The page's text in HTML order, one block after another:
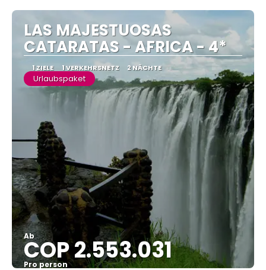
Sehen
LAS MAJESTUOSAS
CATARATAS - AFRICA - 4*
1 ZIELE 1 VERKEHRSNETZ 2 NÄCHTE
Urlaubspaket
Ab
COP 2.553.031
Pro person